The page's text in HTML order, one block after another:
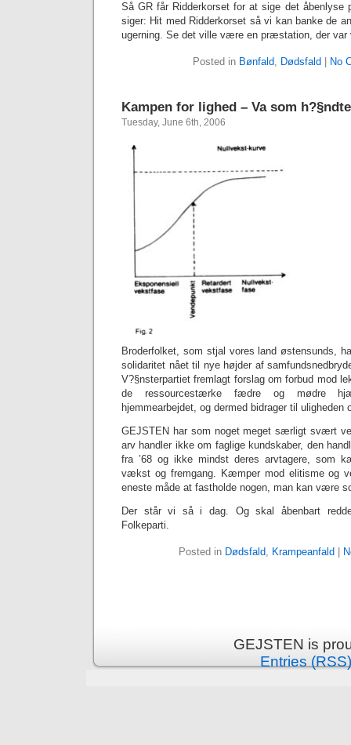
Så GR får Ridderkorset for at sige det åbenlyse
siger: Hit med Ridderkorset så vi kan banke de
ugerning. Se det ville være en præstation, der
Posted in Bønfald, Dødsfald No
Kampen for lighed – Va som
Tuesday, June 6th, 2006
Broderfolket, som stjal vores land østensunds,
solidaritet nået til nye højder af
V?§nsterpartiet fremlagt forslag om forbud mod
de ressourcestærke fædre og mødre
hjemmearbejdet, og dermed bidrager til uligheden
GEJSTEN har som noget meget særligt svært
arv handler ikke om faglige kundskaber, den
fra ’68 og ikke mindst deres arvtagere, som
vækst og fremgang. Kæmper mod elitisme og
eneste måde at fastholde nogen, man kan være
Der står vi så i dag. Og skal åbenbart
Folkeparti.
Posted in Dødsfald, Krampeanfald
GEJSTEN is
Entries (RSS)